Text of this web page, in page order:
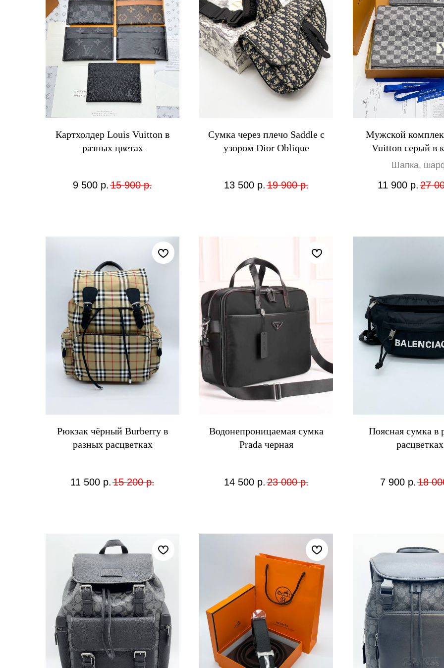
Картхолдер Louis Vuitton в
разных цветах
9 500 р. 15 900 р.
Сумка через плечо Saddle с
узором Dior Oblique
13 500 р. 19 900 р.
Мужской
Vuitton серый в
Шапка,
11 900 р. 27
Рюкзак чёрный Burberry в
разных расцветках
11 500 р. 15 200 р.
Водонепроницаемая сумка
Prada черная
14 500 р. 23 000 р.
Поясная сумка в
расцветках
7 900 р. 18